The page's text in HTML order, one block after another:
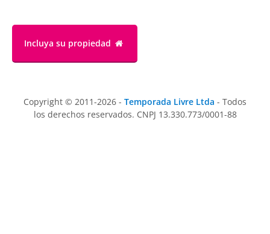
Incluya su propiedad
Copyright © 2011-2026 - Temporada Livre Ltda - Todos
los derechos reservados. CNPJ 13.330.773/0001-88